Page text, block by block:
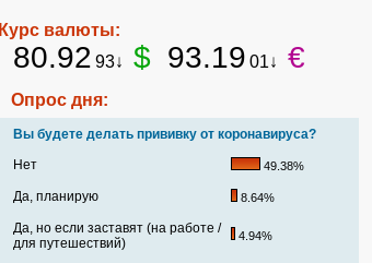
Курс валюты:
80.92 93↓ $ 93.19 01↓ €
Опрос дня:
Вы будете делать прививку от коронавируса?
Нет
49.38%
Да, планирую 8.64%
Да, но если заставят (на работе /
для путешествий)
4.94%